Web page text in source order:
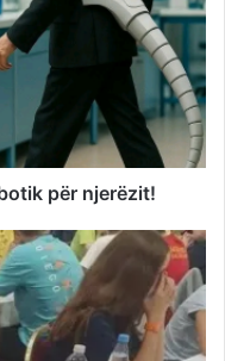
për njerëzit!